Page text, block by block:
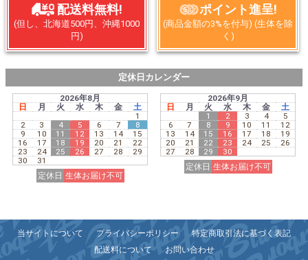
配送料無料!
(但し、北海道500円、沖縄1000
円)
ポイント進呈!
(商品金額の3%を付与) (生体を除
く)
定休日カレンダー
2026年8月
日
月 火 水 木 金
土
1
2
3 4 5 6 7
8
9
10 11 12 13 14
15
16
17 18 19 20 21
22
23
24 25 26 27 28
29
30
31
定休日 生体お届け不可
2026年9月
日
月 火 水 木 金
土
1
2 3 4
5
6
7 8 9 10 11
12
13
14 15 16 17 18
19
20
21 22 23 24 25
26
27
28 29
30
定休日 生体お届け不可
当サイトについて プライバシーポリシー
特定商取引法に基づく表記
配送料について
お問い合わせ